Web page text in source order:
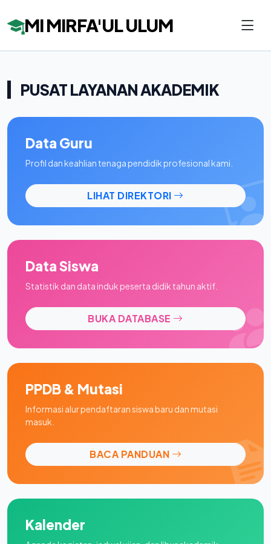
MI MIRFA'UL ULUM
PUSAT LAYANAN AKADEMIK
Data Guru
Profil dan keahlian tenaga pendidik profesional kami.
LIHAT DIREKTORI
Data Siswa
Statistik dan data induk peserta didik tahun aktif.
BUKA DATABASE
PPDB & Mutasi
Informasi alur pendaftaran siswa baru dan mutasi
masuk.
BACA PANDUAN
Kalender